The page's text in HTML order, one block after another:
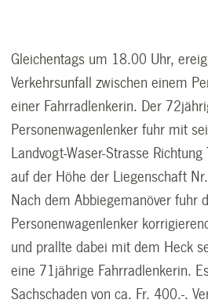
Gleichentags um 18.00 Uhr,
Verkehrsunfall zwischen einem
einer Fahrradlenkerin. Der
Personenwagenlenker fuhr mit
Landvogt-Waser-Strasse
auf der Höhe der Liegenschaft
Nach dem Abbiegemanöver fuhr
Personenwagenlenker
und prallte dabei mit dem Heck
eine 71jährige Fahrradlenkerin.
Sachschaden von ca. Fr. 400.-.